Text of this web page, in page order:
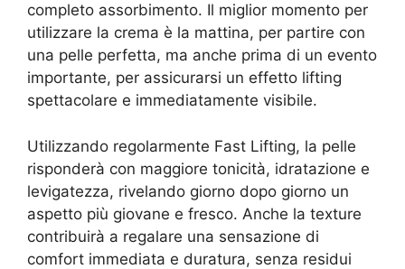
completo assorbimento. Il miglior momento per
utilizzare la crema è la mattina, per partire con
una pelle perfetta, ma anche prima di un evento
importante, per assicurarsi un effetto lifting
spettacolare e immediatamente visibile.
Utilizzando regolarmente Fast Lifting, la pelle
risponderà con maggiore tonicità, idratazione e
levigatezza, rivelando giorno dopo giorno un
aspetto più giovane e fresco. Anche la texture
contribuirà a regalare una sensazione di
comfort immediata e duratura, senza residui